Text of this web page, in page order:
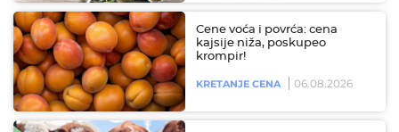
Cene voća i povrća: cena
kajsije niža, poskupeo
krompir!
KRETANJE CENA 06.08.2026